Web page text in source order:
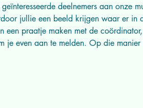
deelnemers aan onze
jullie een beeld krijgen waar er in
praatje maken met de
je even aan te melden. Op die